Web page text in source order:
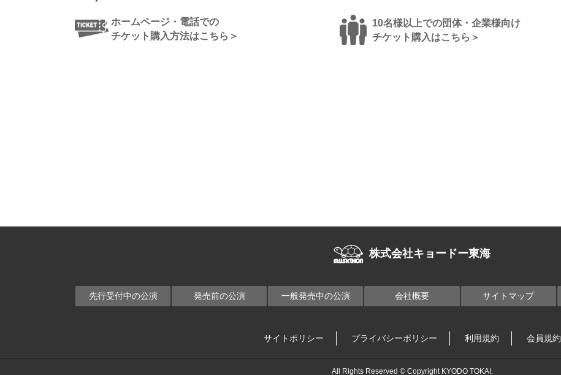
ホームページ・電話での
チケット購入方法はこちら＞
10名様以上での団体・企業様向け
チケット購入はこちら＞
株式会社キョードー東海
先行受付中の公演 発売前の公演 一般発売中の公演 会社概要 サイトマップ
サイトポリシー プライバシーポリシー 利用規約 会員規約
All Rights Reserved © Copyright KYODO TOKAI.